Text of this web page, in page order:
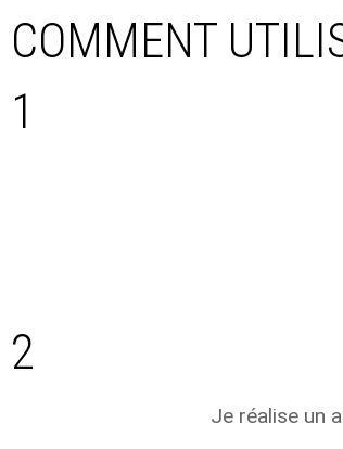
COMMENT
1
2
Je réalise un